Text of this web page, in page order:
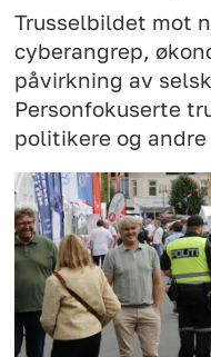
Trusselbildet mot
cyberangrep,
påvirkning av
Personfokuserte
politikere og